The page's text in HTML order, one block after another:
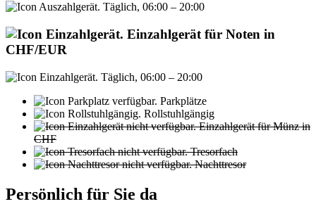
Täglich, 06:00 – 20:00
Einzahlgerät für Noten in
CHF/EUR
Täglich, 06:00 – 20:00
Parkplätze
Rollstuhlgängig
Einzahlgerät für Münz in
CHF
Tresorfach
Nachttresor
Persönlich für Sie da